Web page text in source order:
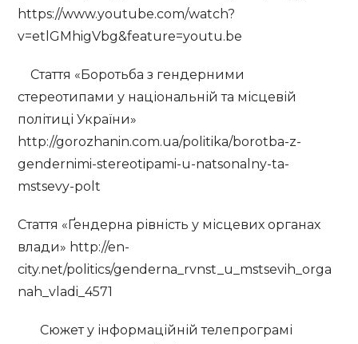
https://www.youtube.com/watch?
v=etlGMhigVbg&feature=youtu.be
Стаття «Боротьба з гендерними
стереотипами у національній та місцевій
політиці України»
http://gorozhanin.com.ua/politika/borotba-z-
gendernimi-stereotipami-u-natsonalny-ta-
mstsevy-polt
Стаття «Ґендерна рівність у місцевих органах
влади» http://en-
city.net/politics/genderna_rvnst_u_mstsevih_orga
nah_vladi_4571
Сюжет у інформаційній телепрограмі